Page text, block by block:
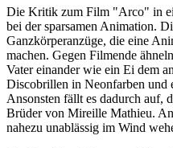
Die Kritik zum Film "Arco" in
bei der sparsamen Animation.
Ganzkörperanzüge, die eine
machen. Gegen Filmende
Vater einander wie ein Ei dem
Discobrillen in Neonfarben und
Ansonsten fällt es dadurch auf,
Brüder von Mireille Mathieu.
nahezu unablässig im Wind